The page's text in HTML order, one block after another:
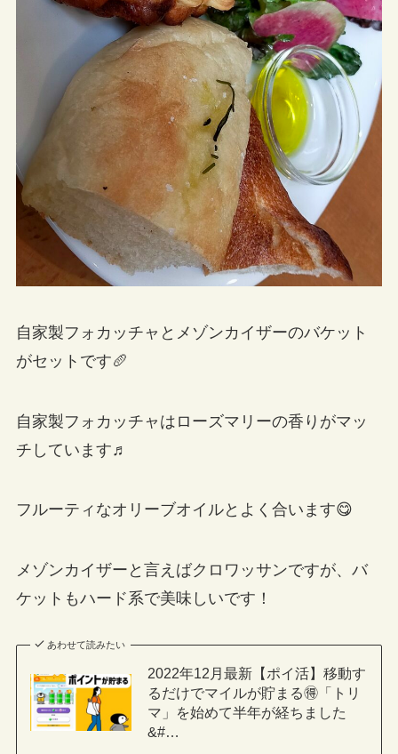
自家製フォカッチャとメゾンカイザーのバケット
がセットです🥖
自家製フォカッチャはローズマリーの香りがマッ
チしています♬
フルーティなオリーブオイルとよく合います😋
メゾンカイザーと言えばクロワッサンですが、バ
ケットもハード系で美味しいです！
あわせて読みたい
2022年12月最新【ポイ活】移動す
るだけでマイルが貯まる🉐「トリ
マ」を始めて半年が経ちました
&#…